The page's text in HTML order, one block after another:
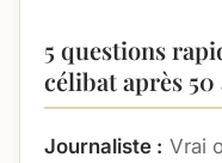
5 questions
célibat après 50
Journaliste : Vrai